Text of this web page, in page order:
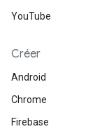
YouTube
Créer
Android
Chrome
Firebase